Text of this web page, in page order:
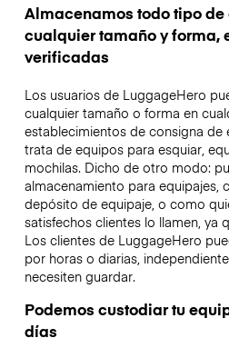
Almacenamos todo tipo
cualquier tamaño y forma,
verificadas
Los usuarios de LuggageHero
cualquier tamaño o forma en
establecimientos de consigna de
trata de equipos para esquiar,
mochilas. Dicho de otro modo:
almacenamiento para equipajes,
depósito de equipaje, o como
satisfechos clientes lo llamen, ya
Los clientes de LuggageHero
por horas o diarias,
necesiten guardar.
Podemos custodiar tu
días